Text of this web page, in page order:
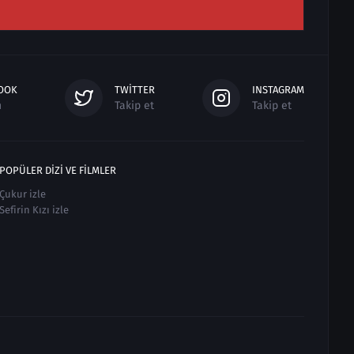
TWITTER
Takip et
INSTAGRAM
Takip et
POPÜLER DIZI VE FILMLER
Çukur izle
Sefirin Kızı izle